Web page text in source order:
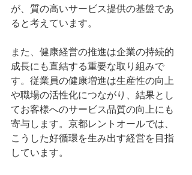
が、質の高いサービス提供の基盤であ
ると考えています。
また、健康経営の推進は企業の持続的
成長にも直結する重要な取り組みで
す。従業員の健康増進は生産性の向上
や職場の活性化につながり、結果とし
てお客様へのサービス品質の向上にも
寄与します。京都レントオールでは、
こうした好循環を生み出す経営を目指
しています。